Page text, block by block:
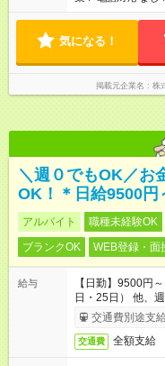
気になる！
掲載元企業名 株
＼週０でもOK／お
OK！＊日給9500円
アルバイト 職種未経験OK
ブランクOK
WEB登録・面
給与
【日勤】9500円
日・25日） 他、
収1万円以上
交通費別途支
交通費 全額支給